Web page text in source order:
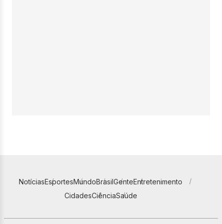
NotíciasEsportesMundoBrasilGenteEntretenimento
CidadesCiênciaSaúde